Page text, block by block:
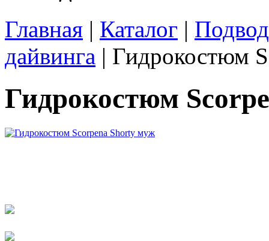
Главная | Каталог |
дайвинга | Гидрокостюм
Гидрокостюм